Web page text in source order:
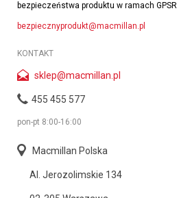
bezpieczeństwa produktu w ramach
bezpiecznyprodukt@macmillan.pl
KONTAKT
sklep@macmillan.pl
455 455 577
pon-pt 8:00-16:00
Macmillan Polska
Al. Jerozolimskie 134